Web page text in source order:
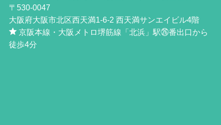
〒530-0047
大阪府大阪市北区西天満1-6-2 西天満サンエイビル4階
京阪本線・大阪メトロ堺筋線「北浜」駅㉖番出口から
徒歩4分